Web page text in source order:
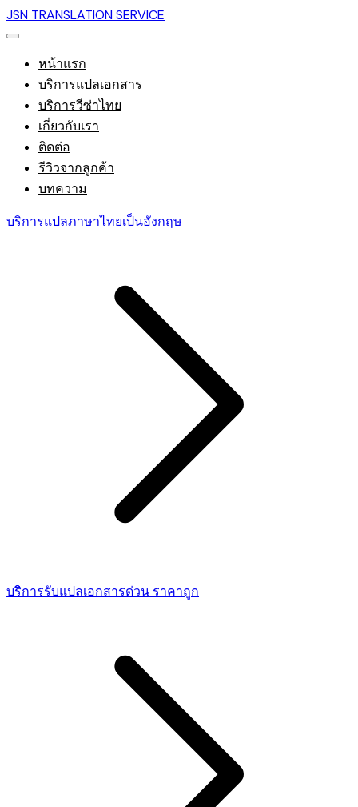
JSN TRANSLATION SERVICE
หน้าแรก
บริการแปลเอกสาร
บริการวีซ่าไทย
เกี่ยวกับเรา
ติดต่อ
รีวิวจากลูกค้า
บทความ
บริการแปลภาษาไทยเป็นอังกฤษ
บริการรับแปลเอกสารด่วน ราคาถูก